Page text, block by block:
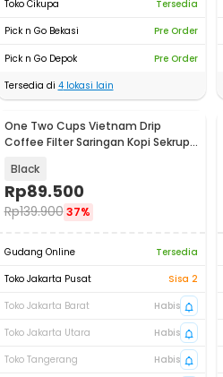
Toko Cikupa
Tersedia
Pick n Go Bekasi
Pre Order
Pick n Go Depok
Pre Order
Tersedia di 4lokasi lain
One Two Cups Vietnam Drip
Coffee Filter Saringan Kopi Sekrup
Black
Rp89.500
Rp139.900 37%
Gudang Online
Tersedia
Toko Jakarta Pusat
Sisa 2
Toko Jakarta Barat
Habis
Toko Jakarta Utara
Habis
Toko Tangerang
Habis